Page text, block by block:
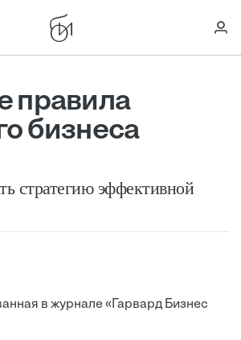
правила
бизнеса
стратегию эффективной
в журнале «Гарвард Бизнес